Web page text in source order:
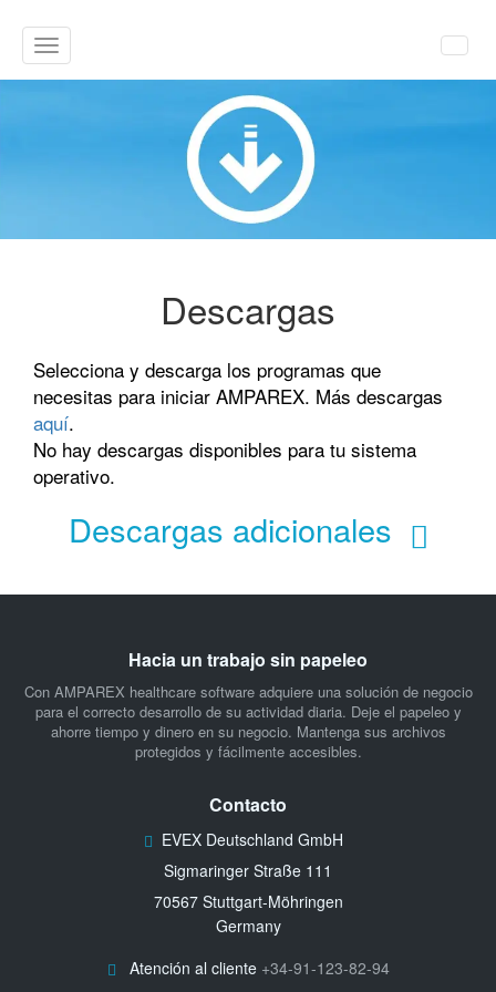
Cambiar
navegación
Descargas
Selecciona y descarga los programas que
necesitas para iniciar AMPAREX. Más descargas
aquí.
No hay descargas disponibles para tu sistema
operativo.
Descargas adicionales
Hacia un trabajo sin papeleo
Con AMPAREX healthcare software adquiere una solución de negocio
para el correcto desarrollo de su actividad diaria. Deje el papeleo y
ahorre tiempo y dinero en su negocio. Mantenga sus archivos
protegidos y fácilmente accesibles.
Contacto
EVEX Deutschland GmbH
Sigmaringer Straße 111
70567 Stuttgart-Möhringen
Germany
Atención al cliente +34-91-123-82-94